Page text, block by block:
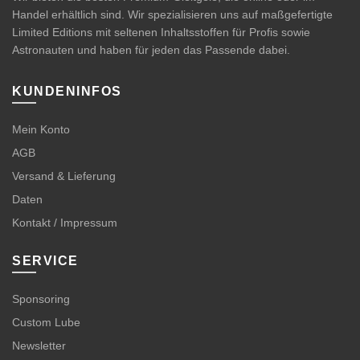
der
Produktseite
gewählt
Handel erhältlich sind. Wir spezialisieren uns auf maßgefertigte
Limited Editions mit seltenen Inhaltsstoffen für Profis sowie
Astronauten und haben für jeden das Passende dabei.
KUNDENINFOS
Mein Konto
AGB
Versand & Lieferung
Daten
Kontakt / Impressum
SERVICE
Sponsoring
Custom Lube
Newsletter